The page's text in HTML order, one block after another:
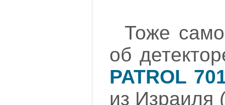
Тоже
об
PATROL
из Израиля